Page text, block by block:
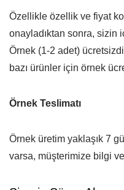
Özellikle özellik ve fiyat
onayladıktan sonra, sizin
Örnek (1-2 adet)
bazı ürünler için örnek
Örnek Teslimatı
Örnek üretim yaklaşık 7
varsa, müşterimize bilgi